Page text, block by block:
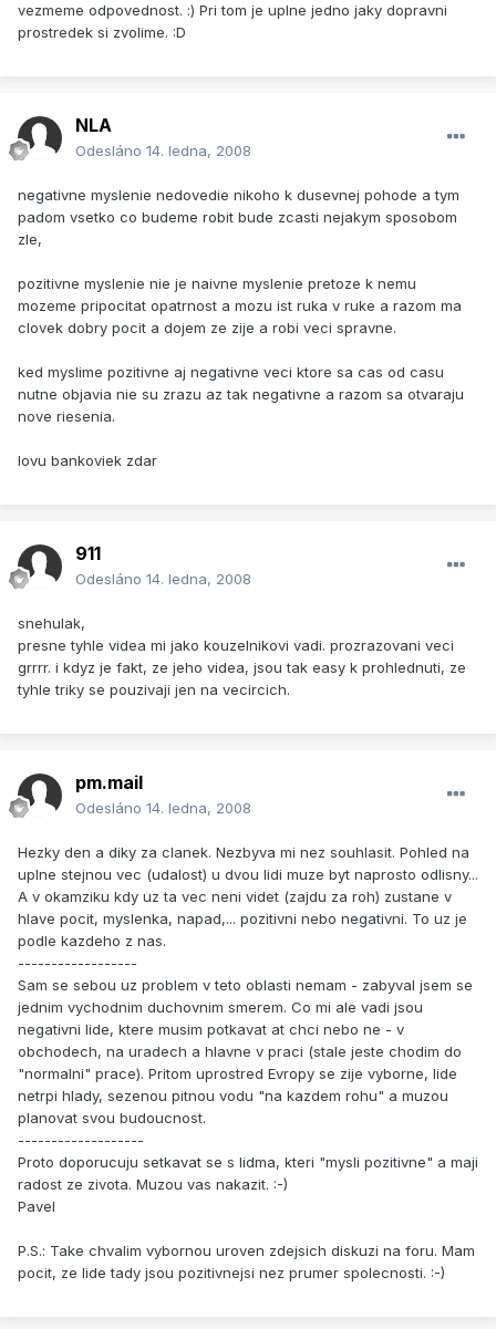
vezmeme odpovednost. :) Pri tom je uplne jedno jaky dopravni
prostredek si zvolime. :D
NLA
Odesláno 14. ledna, 2008
negativne myslenie nedovedie nikoho k dusevnej pohode a tym
padom vsetko co budeme robit bude zcasti nejakym sposobom
zle,
pozitivne myslenie nie je naivne myslenie pretoze k nemu
mozeme pripocitat opatrnost a mozu ist ruka v ruke a razom ma
clovek dobry pocit a dojem ze zije a robi veci spravne.
ked myslime pozitivne aj negativne veci ktore sa cas od casu
nutne objavia nie su zrazu az tak negativne a razom sa otvaraju
nove riesenia.
lovu bankoviek zdar
911
Odesláno 14. ledna, 2008
snehulak,
presne tyhle videa mi jako kouzelnikovi vadi. prozrazovani veci
grrrr. i kdyz je fakt, ze jeho videa, jsou tak easy k prohlednuti, ze
tyhle triky se pouzivaji jen na vecircich.
pm.mail
Odesláno 14. ledna, 2008
Hezky den a diky za clanek. Nezbyva mi nez souhlasit. Pohled na
uplne stejnou vec (udalost) u dvou lidi muze byt naprosto odlisny...
A v okamziku kdy uz ta vec neni videt (zajdu za roh) zustane v
hlave pocit, myslenka, napad,... pozitivni nebo negativni. To uz je
podle kazdeho z nas.
------------------
Sam se sebou uz problem v teto oblasti nemam - zabyval jsem se
jednim vychodnim duchovnim smerem. Co mi ale vadi jsou
negativni lide, ktere musim potkavat at chci nebo ne - v
obchodech, na uradech a hlavne v praci (stale jeste chodim do
"normalni" prace). Pritom uprostred Evropy se zije vyborne, lide
netrpi hlady, sezenou pitnou vodu "na kazdem rohu" a muzou
planovat svou budoucnost.
-------------------
Proto doporucuju setkavat se s lidma, kteri "mysli pozitivne" a maji
radost ze zivota. Muzou vas nakazit. :-)
Pavel
P.S.: Take chvalim vybornou uroven zdejsich diskuzi na foru. Mam
pocit, ze lide tady jsou pozitivnejsi nez prumer spolecnosti. :-)